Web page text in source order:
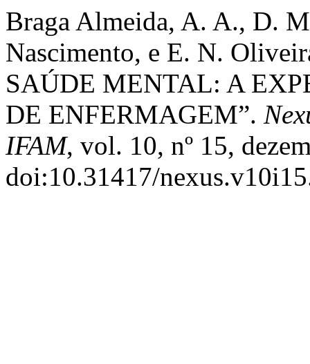
Braga Almeida, A. A., D.
Nascimento, e E. N.
SAÚDE MENTAL: A
DE ENFERMAGEM”.
IFAM, vol. 10, nº 15,
doi:10.31417/